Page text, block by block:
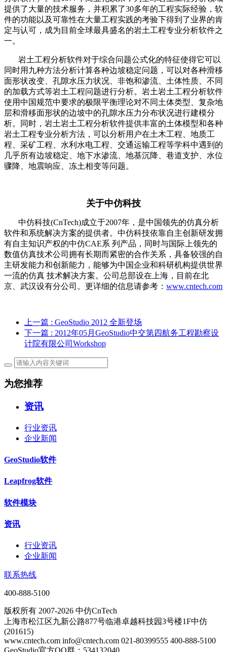
提供了大量的技术服务，并积累了30多年的工程实际经验，软
件的功能以及可靠性在大量工程实践的考验下得到了业界的肯
定与认可，成为目前全球最具盛名的岩土工程专业分析软件之
一。
岩土工程分析软件对于综合问题公式化的特征使得它可以
同时用九种方法分析计算各种边坡稳定问题，可以对各种滑移
面形状改变、孔隙水压力状况、非饱和渗流、土体性质、不同
的加载方式等岩土工程问题进行分析。岩土岩土工程分析软件
使用中国规范中要求的极限平衡理论对不同土体类型、复杂地
层和滑移面形状的边坡中的孔隙水压力分布状况进行建模分
析。同时，岩土岩土工程分析软件提供丰富的土体模型和各种
岩土工程专业分析方法，可以分析用户在土木工程、地质工
程、采矿工程、水利水电工程、交通运输工程等学科中遇到的
几乎所有边坡稳定、地下水渗流、地基沉降、巷道支护、水位
骤降、地震响应、冻土相变等问题。
关于中仿科技
中仿科技(CnTech)成立于2007年，是中国领先的仿真分析
软件和系统解决方案的提供者。中仿科技依靠自主创新研发拥
有自主知识产权的中仿CAE系 列产品，同时与国际上领先的
数值仿真技术公司拥有长期而紧密的合作关系，具备较强的自
主研发能力和创新能力，能够为中国企业和科研机构提供世界
一流的仿真 技术解决方案。公司总部设在上海，目前在北
京、武汉设有分公司。更详细的信息请参考： www.cntech.com
上一篇 : GeoStudio 2012 全新登场
下一篇 : 2012年05月GeoStudio中交第四航务工程勘察设
计院有限公司Workshop
为您推荐
资讯
行业资讯
企业新闻
GeoStudio软件
Leapfrog软件
软件模块
资讯
行业资讯
企业新闻
联系热线
400-888-5100
版权所有 2007-2026 中仿CnTech
上海市松江区九新公路877号临港卓越科技园3号楼1F中仿
(201615)
www.cntech.com info@cntech.com 021-80399555 400-888-5100